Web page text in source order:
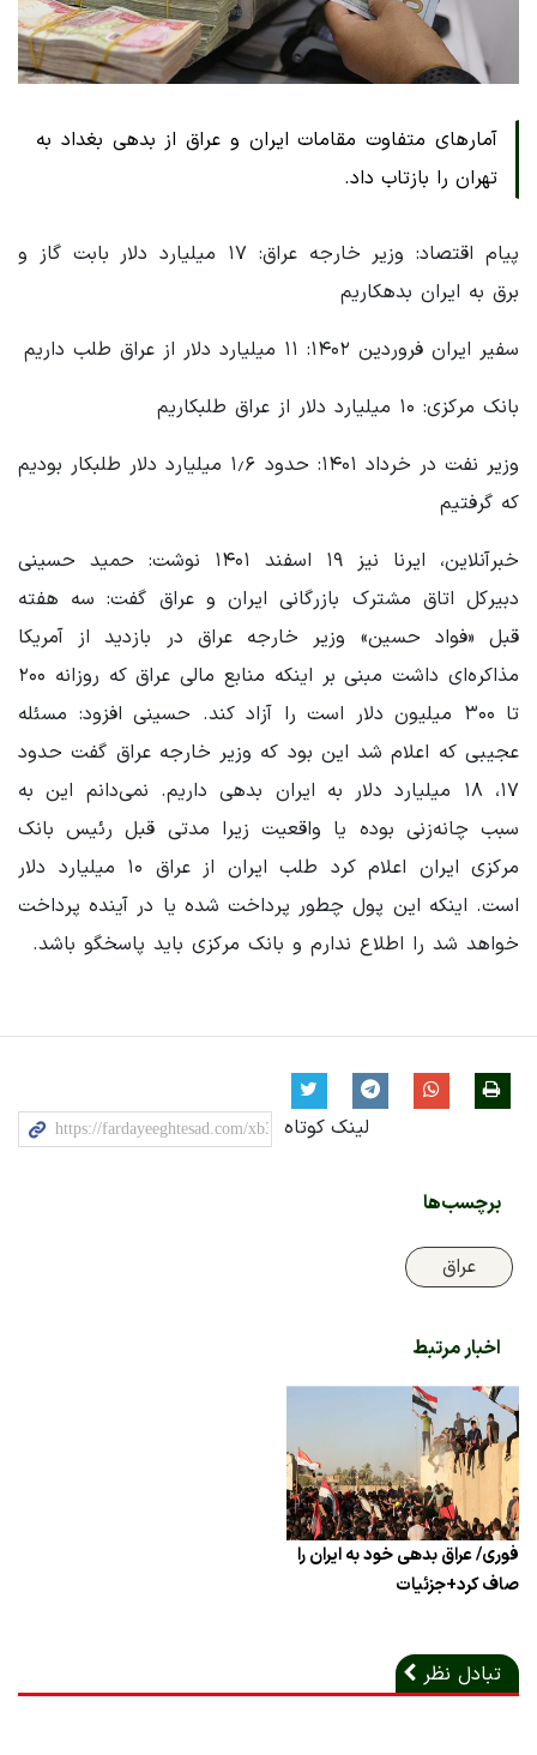
آمارهای متفاوت مقامات ایران و عراق از بدهی بغداد به
تهران را بازتاب داد.
پیام اقتصاد: ‏وزیر خارجه عراق: ۱۷ میلیارد دلار بابت گاز و
برق به ایران بدهکاریم
سفیر ایران فروردین ۱۴۰۲: ۱۱ میلیارد دلار از عراق طلب داریم
‏بانک مرکزی: ۱۰ میلیارد دلار از عراق طلبکاریم
‏وزیر نفت در خرداد ۱۴۰۱: حدود ۱٫۶ میلیارد دلار طلبکار بودیم
که گرفتیم
خبرآنلاین، ایرنا نیز ۱۹ اسفند ۱۴۰۱ نوشت: حمید حسینی
دبیرکل اتاق مشترک بازرگانی ایران و عراق گفت: سه هفته
قبل «فواد حسین» وزیر خارجه عراق در بازدید از آمریکا
مذاکره‌ای داشت مبنی بر اینکه منابع مالی عراق که روزانه ۲۰۰
تا ۳۰۰ میلیون دلار است را آزاد کند. حسینی افزود: مسئله
عجیبی که اعلام شد این بود که وزیر خارجه عراق گفت حدود
۱۷، ۱۸ میلیارد دلار به ایران بدهی داریم. نمی‌دانم این به
سبب چانه‌زنی بوده یا واقعیت زیرا مدتی قبل رئیس بانک
مرکزی ایران اعلام کرد طلب ایران از عراق ۱۰ میلیارد دلار
است. اینکه این پول چطور پرداخت شده یا در آینده پرداخت
خواهد شد را اطلاع ندارم و بانک مرکزی باید پاسخگو باشد.
لینک کوتاه
برچسب‌ها
عراق
اخبار مرتبط
فوری/ عراق بدهی خود به ایران را
صاف کرد+جزئیات
تبادل نظر